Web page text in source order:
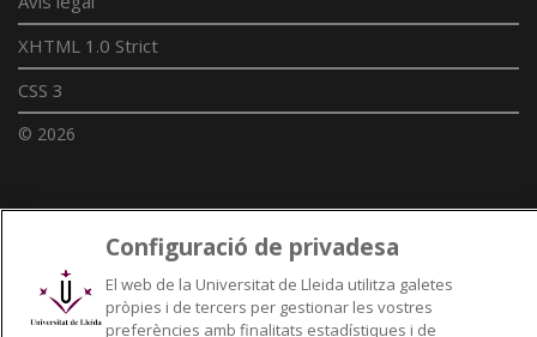
XHTML 1.0 Strict
CSS 3
© 2026
Xarxes universitàries
Configuració de privadesa
El web de la Universitat de Lleida utilitza galetes
pròpies i de tercers per gestionar les vostres
preferències amb finalitats estadístiques i de